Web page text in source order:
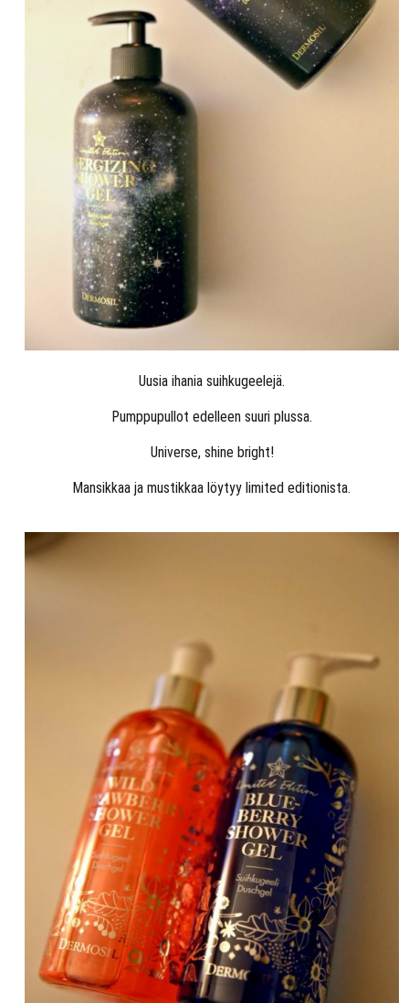
Uusia ihania suihkugeelejä.
Pumppupullot edelleen suuri plussa.
Universe, shine bright!
Mansikkaa ja mustikkaa löytyy limited editionista.